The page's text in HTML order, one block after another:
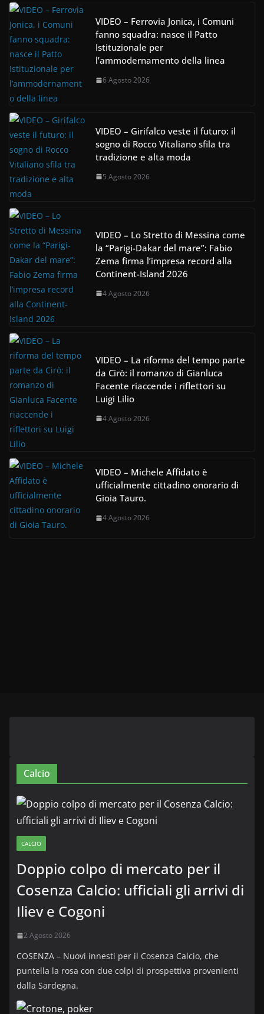
VIDEO – Ferrovia Jonica, i Comuni
fanno squadra: nasce il Patto
Istituzionale per
l’ammodernamento della linea
6 Agosto 2026
VIDEO – Girifalco veste il futuro: il
sogno di Rocco Vitaliano sfila tra
tradizione e alta moda
5 Agosto 2026
VIDEO – Lo Stretto di Messina come
la “Parigi-Dakar del mare”: Fabio
Zema firma l’impresa record alla
Continent-Island 2026
4 Agosto 2026
VIDEO – La riforma del tempo parte
da Cirò: il romanzo di Gianluca
Facente riaccende i riflettori su
Luigi Lilio
4 Agosto 2026
VIDEO – Michele Affidato è
ufficialmente cittadino onorario di
Gioia Tauro.
4 Agosto 2026
Calcio
CALCIO
Doppio colpo di mercato per il
Cosenza Calcio: ufficiali gli arrivi di
Iliev e Cogoni
2 Agosto 2026
COSENZA – Nuovi innesti per il Cosenza Calcio, che
puntella la rosa con due colpi di prospettiva provenienti
dalla Sardegna.